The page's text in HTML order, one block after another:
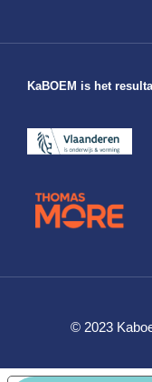
KaBOEM is het
© 2023